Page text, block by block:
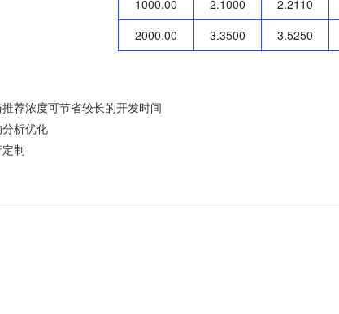
1000.00
2.1000 2.2110
2000.00
3.3500 3.5250
荐浓度可节省较长的开发时间
析优化
制